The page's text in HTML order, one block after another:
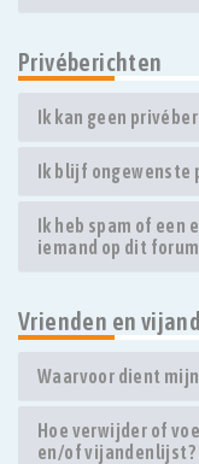
Privéberichten
Ik kan geen
Ik blijf ongewenste
Ik heb spam of een
iemand op dit
Vrienden en
Waarvoor dient
Hoe verwijder of
en/of vijandenlijst?